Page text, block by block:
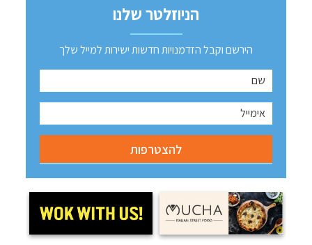
הניוזלטר שלנו
הירשם וקבל הזדמנויות חדשות ישירות למייל שלך